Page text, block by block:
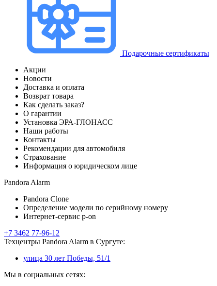
Подарочные сертификаты
Акции
Новости
Доставка и оплата
Возврат товара
Как сделать заказ?
О гарантии
Установка ЭРА-ГЛОНАСС
Наши работы
Контакты
Рекомендации для автомобиля
Страхование
Информация о юридическом лице
Pandora Alarm
Pandora Clone
Определение модели по серийному номеру
Интернет-сервис p-on
+7 3462 77-96-12
Техцентры Pandora Alarm в Сургуте:
улица 30 лет Победы, 51/1
Мы в социальных сетях: